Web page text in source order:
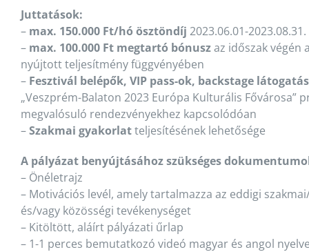
Juttatások:
– max. 150.000 Ft/hó ösztöndíj 2023.06.01-
– max. 100.000 Ft megtartó bónuszaz időszak végén
nyújtott teljesítmény függvényében
– Fesztivál belépők, VIP pass-ok, backstage
„Veszprém-Balaton 2023 Európa Kulturális Fővárosa”
megvalósuló rendezvényekhez kapcsolódóan
–Szakmai gyakorlatteljesítésének lehetősége
A pályázat benyújtásához szükséges
– Önéletrajz
– Motivációs levél, amely tartalmazza az eddigi
és/vagy közösségi tevékenységet
– Kitöltött, aláírt pályázati űrlap
– 1-1 perces bemutatkozó videó magyar és angol